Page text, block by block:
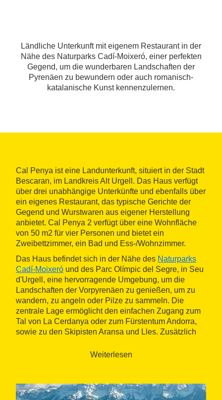
Ländliche Unterkunft mit eigenem Restaurant in der
Nähe des Naturparks Cadí-Moixeró, einer perfekten
Gegend, um die wunderbaren Landschaften der
Pyrenäen zu bewundern oder auch romanisch-
katalanische Kunst kennenzulernen.
Cal Penya ist eine Landunterkunft, situiert in der Stadt
Bescaran, im Landkreis Alt Urgell. Das Haus verfügt
über drei unabhängige Unterkünfte und ebenfalls über
ein eigenes Restaurant, das typische Gerichte der
Gegend und Wurstwaren aus eigener Herstellung
anbietet. Cal Penya 2 verfügt über eine Wohnfläche
von 50 m2 für vier Personen und bietet ein
Zweibettzimmer, ein Bad und Ess-/Wohnzimmer.
Das Haus befindet sich in der Nähe des Naturparks
Cadí-Moixeró und des Parc Olímpic del Segre, in Seu
d'Urgell, eine hervorragende Umgebung, um die
Landschaften der Vorpyrenäen zu genießen, um zu
wandern, zu angeln oder Pilze zu sammeln. Die
zentrale Lage ermöglicht den einfachen Zugang zum
Tal von La Cerdanya oder zum Fürstentum Andorra,
sowie zu den Skipisten Aransa und Lles. Zusätzlich
Architektur, die sich überall im Land befinden,
Außerdem können die Megalithen bei einer
Besichtigung der Dolmen in der Gegend bestaunt
Weiterlesen